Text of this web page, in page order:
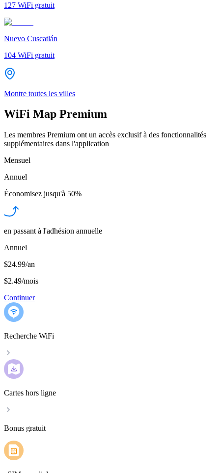
127 WiFi gratuit
Nuevo Cuscatlán
104 WiFi gratuit
Montre toutes les villes
WiFi Map Premium
Les membres Premium ont un accès exclusif à des fonctionnalités
supplémentaires dans l'application
Mensuel
Annuel
Économisez jusqu'à 50%
en passant à l'adhésion annuelle
Annuel
$24.99/an
$2.49/mois
Continuer
Recherche WiFi
Cartes hors ligne
Bonus gratuit